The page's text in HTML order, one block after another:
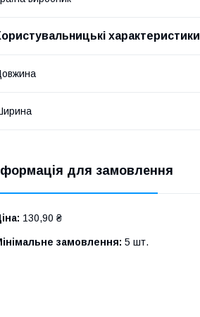
характеристики
для замовлення
130,90 ₴
замовлення: 5 шт.